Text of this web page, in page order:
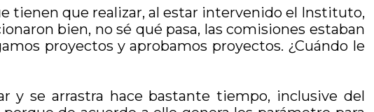
tienen que realizar, al estar intervenido el Instituto,
bien, no sé qué pasa, las comisiones estaban
proyectos y aprobamos proyectos. ¿Cuándo le
y se arrastra hace bastante tiempo, inclusive del